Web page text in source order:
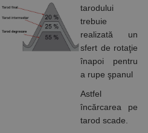
tarodului
trebuie
realizată un
sfert de rotaţie
înapoi pentru
a rupe şpanul
Astfel
încărcarea pe
tarod scade.
permit funcționalitatea
cum ar fi autentificarea
contului. Site-ul web nu
cookie-uri strict necesare.
Expirare Descriere
1 lună
este utilizat
de serviciul
Cookie-